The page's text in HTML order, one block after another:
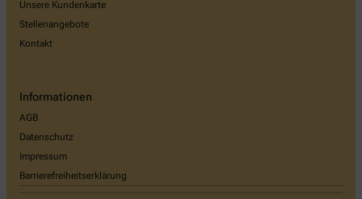
Unsere Kundenkarte
Stellenangebote
Kontakt
Informationen
AGB
Datenschutz
Impressum
Barrierefreiheitserklärung